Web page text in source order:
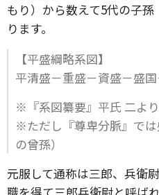
もり）から数えて5代の子
ります。
【平盛綱略系図】
平清盛－重盛－資盛－盛
※『系図纂要』平氏 二より
※ただし『尊卑分脈』で
の曾孫）
元服して通称は三郎、兵衛